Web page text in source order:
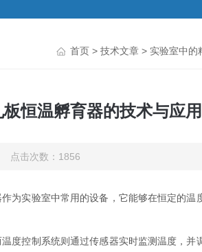
首页 > 技术文章 > 实验室中的
恒温孵育器的技术与应用
点击次数：1856
实验室中常用的设备，它能够在恒定的温
控制系统则通过传感器实时监测温度，并